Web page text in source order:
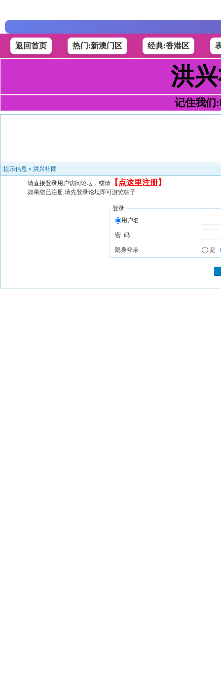
返回首页 热门:新澳门区 经典:香港区
洪
记住我们
提示信息 » 洪兴社团
请直接登录用户访问论坛，或请 【 点这里注册】
如果您已注册,请先登录论坛即可游览帖子
登录
用户名
密 码
隐身登录 是